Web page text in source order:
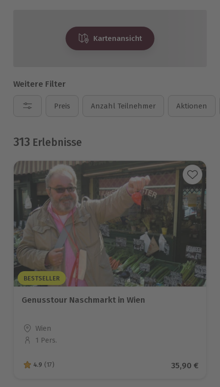
Kartenansicht
Weitere Filter
Preis Anzahl Teilnehmer Aktionen
313 Erlebnisse
BESTSELLER
Genusstour Naschmarkt in Wien
Standort
Wien
Anzahl der Teilnehmer
1 Pers.
4.9 von 5 Sternen basierend auf 17 Bewertungen
4.9 (17) Aktueller
35,90 €